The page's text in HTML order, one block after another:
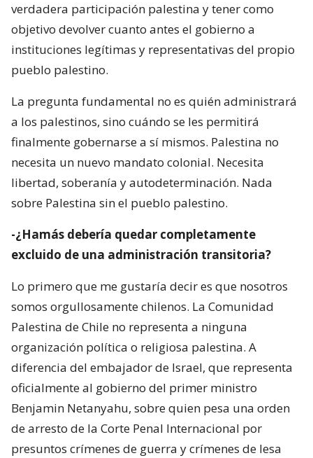
verdadera participación palestina y tener como
objetivo devolver cuanto antes el gobierno a
instituciones legítimas y representativas del propio
pueblo palestino.
La pregunta fundamental no es quién administrará
a los palestinos, sino cuándo se les permitirá
finalmente gobernarse a sí mismos. Palestina no
necesita un nuevo mandato colonial. Necesita
libertad, soberanía y autodeterminación. Nada
sobre Palestina sin el pueblo palestino.
-¿Hamás debería quedar completamente
excluido de una administración transitoria?
Lo primero que me gustaría decir es que nosotros
somos orgullosamente chilenos. La Comunidad
Palestina de Chile no representa a ninguna
organización política o religiosa palestina. A
diferencia del embajador de Israel, que representa
oficialmente al gobierno del primer ministro
Benjamin Netanyahu, sobre quien pesa una orden
de arresto de la Corte Penal Internacional por
presuntos crímenes de guerra y crímenes de lesa